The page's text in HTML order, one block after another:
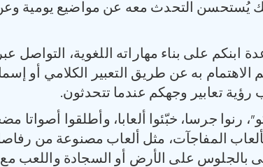
يُستحسن التحدث معه عن مواضيع يومية
ابنكم على بناء مهاراته اللغوية، التواصل
الاهتمام به عن طريق التعبير الكلامي أو
تعابير وجهكم عندما تتحدثون.
رنوا جرسا، خبّئوا ألعابا، وأطلقوا
المفاجآت، مثل ألعاب مصنوعة من
بالجلوس على الأرض أو السجادة واللعب